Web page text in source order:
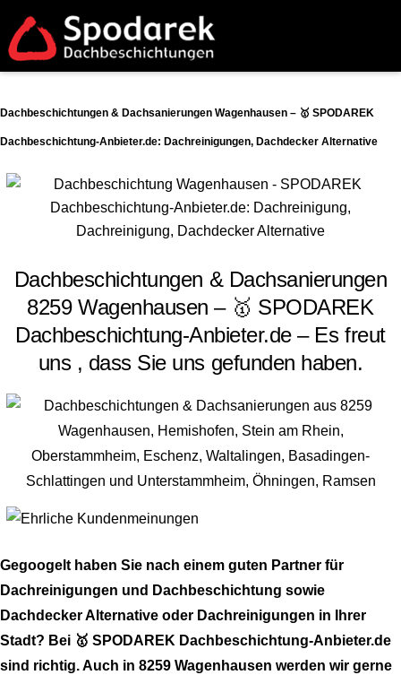
Dachbeschichtungen & Dachsanierungen Wagenhausen – 🥇 SPODAREK
Dachbeschichtung-Anbieter.de: Dachreinigungen, Dachdecker Alternative
Dachbeschichtungen & Dachsanierungen
8259 Wagenhausen – 🥇 SPODAREK
Dachbeschichtung-Anbieter.de – Es freut
uns , dass Sie uns gefunden haben.
Gegoogelt haben Sie nach einem guten Partner für
Dachreinigungen und Dachbeschichtung sowie
Dachdecker Alternative oder Dachreinigungen in Ihrer
Stadt? Bei 🥇 SPODAREK Dachbeschichtung-Anbieter.de
sind richtig. Auch in 8259 Wagenhausen werden wir gerne